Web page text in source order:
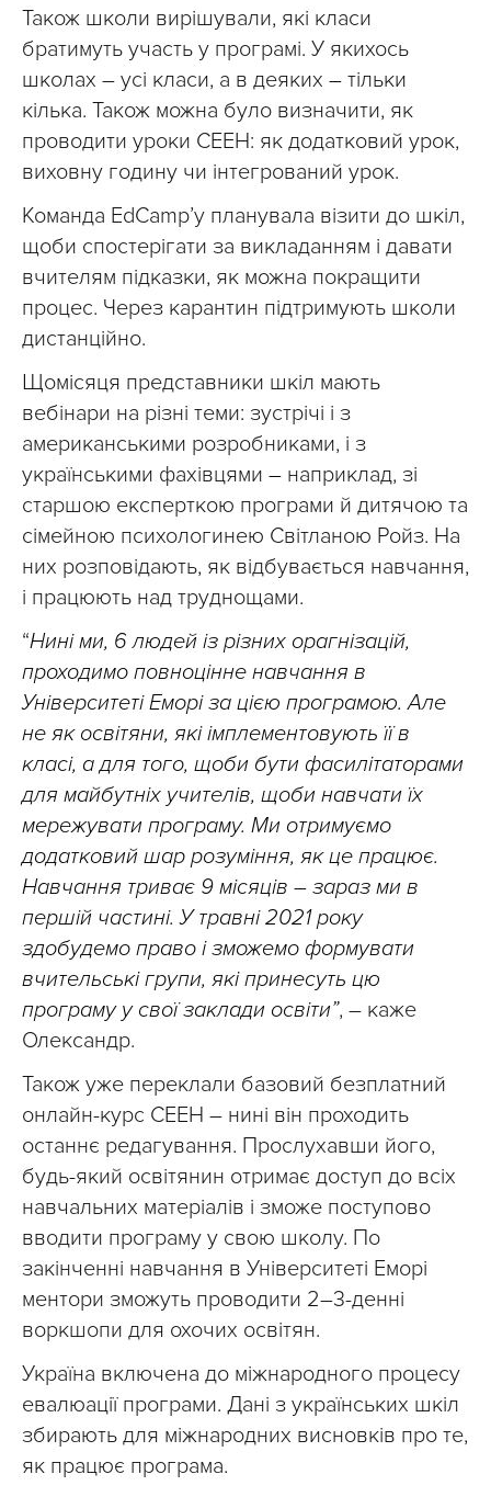
Також школи вирішували, які класи
братимуть участь у програмі. У якихось
школах – усі класи, а в деяких – тільки
кілька. Також можна було визначити, як
проводити уроки СЕЕН: як додатковий урок,
виховну годину чи інтегрований урок.
Команда EdCamp’у планувала візити до шкіл,
щоби спостерігати за викладанням і давати
вчителям підказки, як можна покращити
процес. Через карантин підтримують школи
дистанційно.
Щомісяця представники шкіл мають
вебінари на різні теми: зустрічі і з
американськими розробниками, і з
українськими фахівцями – наприклад, зі
старшою експерткою програми й дитячою та
сімейною психологинею Світланою Ройз. На
них розповідають, як відбувається навчання,
і працюють над труднощами.
“Нині ми, 6 людей із різних орагнізацій,
проходимо повноцінне навчання в
Університеті Еморі за цією програмою. Але
не як освітяни, які імплементовують її в
класі, а для того, щоби бути фасилітаторами
для майбутніх учителів, щоби навчати їх
мережувати програму. Ми отримуємо
додатковий шар розуміння, як це працює.
Навчання триває 9 місяців – зараз ми в
першій частині. У травні 2021 року
здобудемо право і зможемо формувати
вчительські групи, які принесуть цю
програму у свої заклади освіти”, – каже
Олександр.
Також уже переклали базовий безплатний
онлайн-курс СЕЕН – нині він проходить
останнє редагування. Прослухавши його,
будь-який освітянин отримає доступ до всіх
навчальних матеріалів і зможе поступово
вводити програму у свою школу. По
закінченні навчання в Університеті Еморі
ментори зможуть проводити 2–3-денні
воркшопи для охочих освітян.
Україна включена до міжнародного процесу
евалюації програми. Дані з українських шкіл
збирають для міжнародних висновків про те,
як працює програма.